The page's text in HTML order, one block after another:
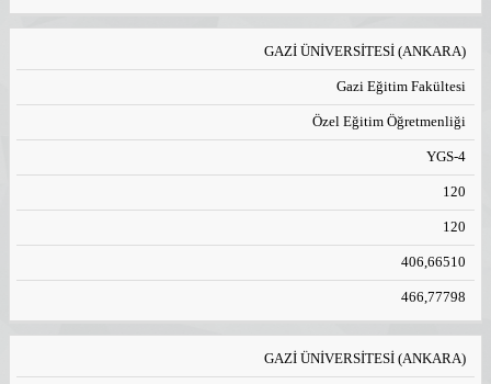
GAZİ ÜNİVERSİTESİ (ANKARA)
Gazi Eğitim Fakültesi
Özel Eğitim Öğretmenliği
YGS-4
120
120
406,66510
466,77798
GAZİ ÜNİVERSİTESİ (ANKARA)